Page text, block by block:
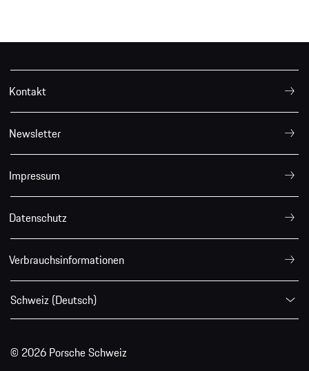
Kontakt
Newsletter
Impressum
Datenschutz
Verbrauchsinformationen
Schweiz (Deutsch)
© 2026 Porsche Schweiz